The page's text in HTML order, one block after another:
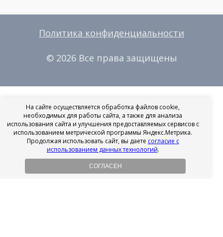
Политика конфиденциальности
© 2026 Все права защищены
На сайте осуществляется обработка файлов cookie,
необходимых для работы сайта, а также для анализа
использования сайта и улучшения предоставляемых сервисов с
использованием метрической программы Яндекс.Метрика.
Продолжая использовать сайт, вы даете согласие с
использованием данных технологий.
СОГЛАСЕН